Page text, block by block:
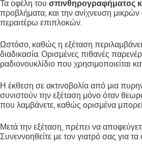
Τα οφέλη του σπινθηρογραφήματος
προβλήματα, και την ανίχνευση
περαιτέρω επιπλοκών.
Ωστόσο, καθώς η εξέταση
διαδικασία. Ορισμένες πιθανές
ραδιονουκλίδιο που χρησιμοποιείται
Η έκθεση σε ακτινοβολία από μια
συνιστούν την εξέταση μόνο όταν
που λαμβάνετε, καθώς ορισμένα
Μετά την εξέταση, πρέπει να
Συνεννοηθείτε με τον γιατρό σας για